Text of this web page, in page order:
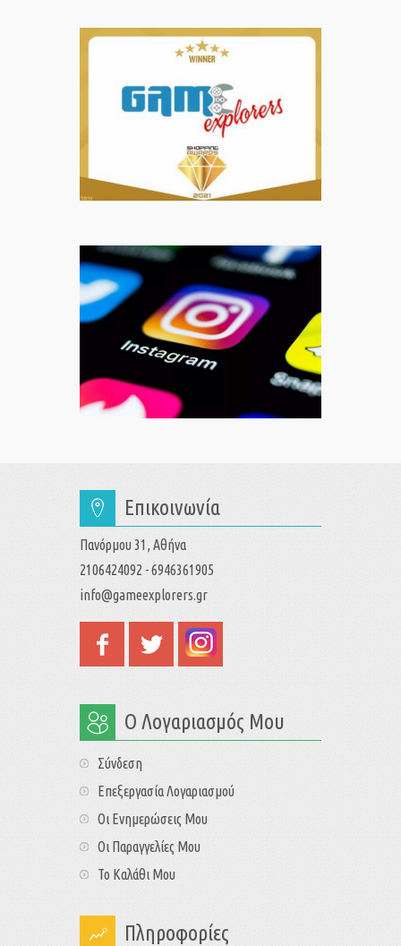
Επικοινωνία
Πανόρμου 31, Αθήνα
2106424092 - 6946361905
info@gameexplorers.gr
Ο Λογαριασμός Μου
Σύνδεση
Επεξεργασία Λογαριασμού
Οι Ενημερώσεις Μου
Οι Παραγγελίες Μου
Το Καλάθι Μου
Πληροφορίες